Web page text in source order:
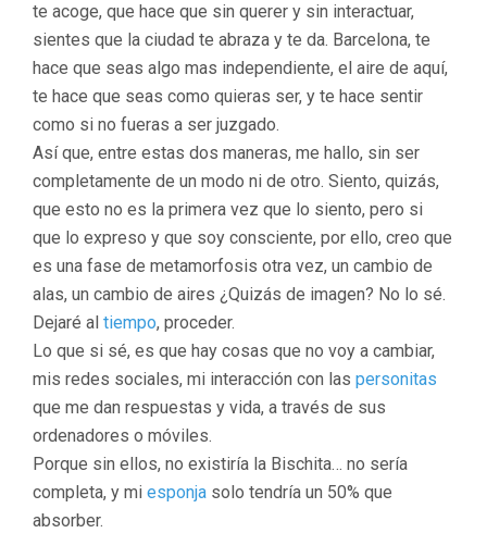
te acoge, que hace que sin querer y sin interactuar,
sientes que la ciudad te abraza y te da. Barcelona, te
hace que seas algo mas independiente, el aire de aquí,
te hace que seas como quieras ser, y te hace sentir
como si no fueras a ser juzgado.
Así que, entre estas dos maneras, me hallo, sin ser
completamente de un modo ni de otro. Siento, quizás,
que esto no es la primera vez que lo siento, pero si
que lo expreso y que soy consciente, por ello, creo que
es una fase de metamorfosis otra vez, un cambio de
alas, un cambio de aires ¿Quizás de imagen? No lo sé.
Dejaré al tiempo, proceder.
Lo que si sé, es que hay cosas que no voy a cambiar,
mis redes sociales, mi interacción con las personitas
que me dan respuestas y vida, a través de sus
ordenadores o móviles.
Porque sin ellos, no existiría la Bischita… no sería
completa, y mi esponja solo tendría un 50% que
absorber.